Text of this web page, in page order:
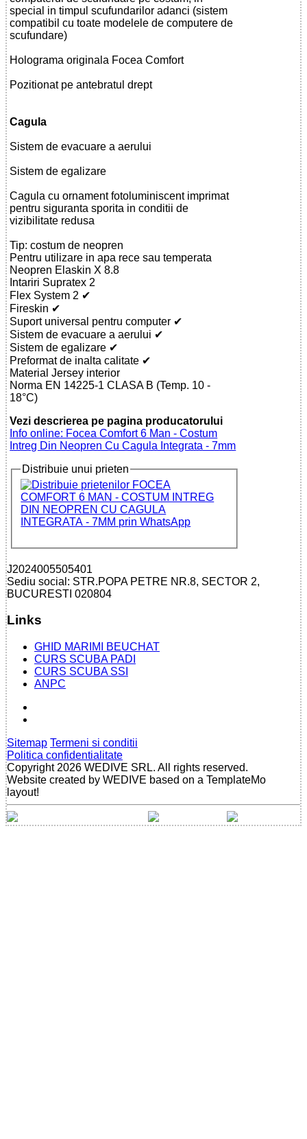
special in timpul scufundarilor adanci (sistem
compatibil cu toate modelele de computere de
scufundare)
Holograma originala Focea Comfort
Pozitionat pe antebratul drept
Cagula
Sistem de evacuare a aerului
Sistem de egalizare
Cagula cu ornament fotoluminiscent imprimat
pentru siguranta sporita in conditii de
vizibilitate redusa
Tip: costum de neopren
Pentru utilizare in apa rece sau temperata
Neopren Elaskin X 8.8
Intariri Supratex 2
Flex System 2 ✔
Fireskin ✔
Suport universal pentru computer ✔
Sistem de evacuare a aerului ✔
Sistem de egalizare ✔
Preformat de inalta calitate ✔
Material Jersey interior
Norma EN 14225-1 CLASA B (Temp. 10 -
18°C)
Vezi descrierea pe pagina producatorului
Info online: Focea Comfort 6 Man - Costum
Intreg Din Neopren Cu Cagula Integrata - 7mm
Distribuie unui prieten
J2024005505401
Sediu social: STR.POPA PETRE NR.8, SECTOR 2,
BUCURESTI 020804
Links
GHID MARIMI BEUCHAT
CURS SCUBA PADI
CURS SCUBA SSI
ANPC
Sitemap Termeni si conditii
Politica confidentialitate
Copyright 2026 WEDIVE SRL. All rights reserved.
Website created by WEDIVE based on a TemplateMo
layout!